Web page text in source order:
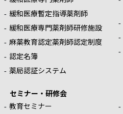
緩和医療暫定指導薬剤師
緩和医療専門薬剤師研修施設
麻薬教育認定薬剤師認定制度
認定名簿
薬局認証システム
セミナー・研修会
教育セミナー